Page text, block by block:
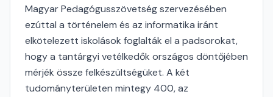
Magyar Pedagógusszövetség szervezésében
ezúttal a történelem és az informatika iránt
elkötelezett iskolások foglalták el a padsorokat,
hogy a tantárgyi vetélkedők országos döntőjében
mérjék össze felkészültségüket. A két
tudományterületen mintegy 400, az